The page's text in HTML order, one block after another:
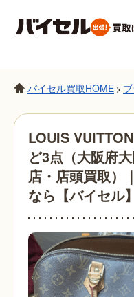
バイセル買取HOME >
LOUIS
ど3点（大阪府
店・店頭買取）
なら【バイセル】